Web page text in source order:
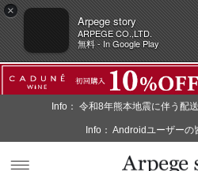
×
Arpege story
ARPEGE CO.,LTD.
無料 - In Google Play
Info： 令和8年熊本地震に伴う配
Info： Androidユーザーの